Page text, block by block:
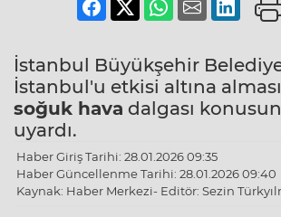
İstanbul Büyükşehir
İstanbul'u etkisi altına
soğuk hava dalgası
uyardı.
Haber Giriş Tarihi: 28.01.2026 09:35
Haber Güncellenme Tarihi: 28.01.2026 09:40
Kaynak: Haber Merkezi- Editör: Sezin